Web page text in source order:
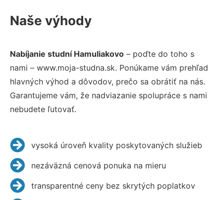
Naše výhody
Nabíjanie studní Hamuliakovo – poďte do toho s
nami – www.moja-studna.sk. Ponúkame vám prehľad
hlavných výhod a dôvodov, prečo sa obrátiť na nás.
Garantujeme vám, že nadviazanie spolupráce s nami
nebudete ľutovať.
vysoká úroveň kvality poskytovaných služieb
nezáväzná cenová ponuka na mieru
transparentné ceny bez skrytých poplatkov